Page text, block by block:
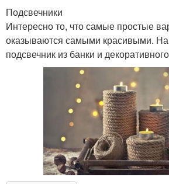
Подсвечники
Интересно то, что самые простые
оказываются самыми красивыми.
подсвечник из банки и